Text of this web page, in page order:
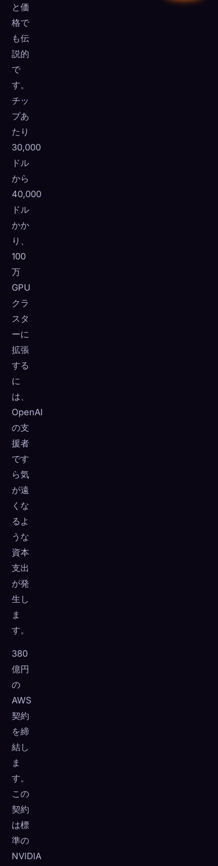
と価
格で
も伝
説的
で
す。
チッ
プあ
たり
30,000
ドル
から
40,000
ドル
かか
り、
100
万
GPU
クラ
スタ
ーに
拡張
する
に
は、
OpenAI
の支
援者
です
ら気
が遠
くな
るよ
うな
資本
支出
が発
生し
ま
す。
380
億円
の
AWS
契約
を締
結し
ま
す。
この
契約
は標
準の
NVIDIA